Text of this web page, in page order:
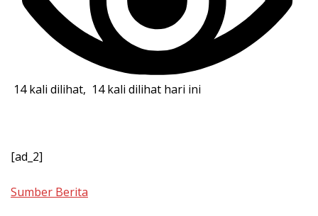
14 kali dilihat, 14 kali dilihat hari ini
[ad_2]
Sumber Berita